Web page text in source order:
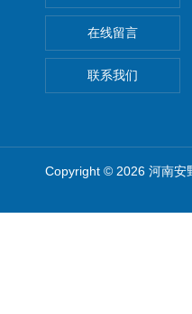
在线留言
联系我们
Copyright © 2026 河南安